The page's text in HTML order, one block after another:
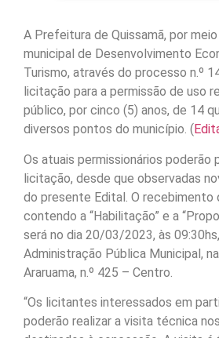
A Prefeitura de Quissamã, por
municipal de Desenvolvimento
Turismo, através do processo n.º
licitação para a permissão de uso
público, por cinco (5) anos, de 14
diversos pontos do município. (
Os atuais permissionários poderão
licitação, desde que observadas
do presente Edital. O recebimento
contendo a “Habilitação” e a
será no dia 20/03/2023, às
Administração Pública Municipal,
Araruama, n.º 425 – Centro.
“Os licitantes interessados em
poderão realizar a visita técnica